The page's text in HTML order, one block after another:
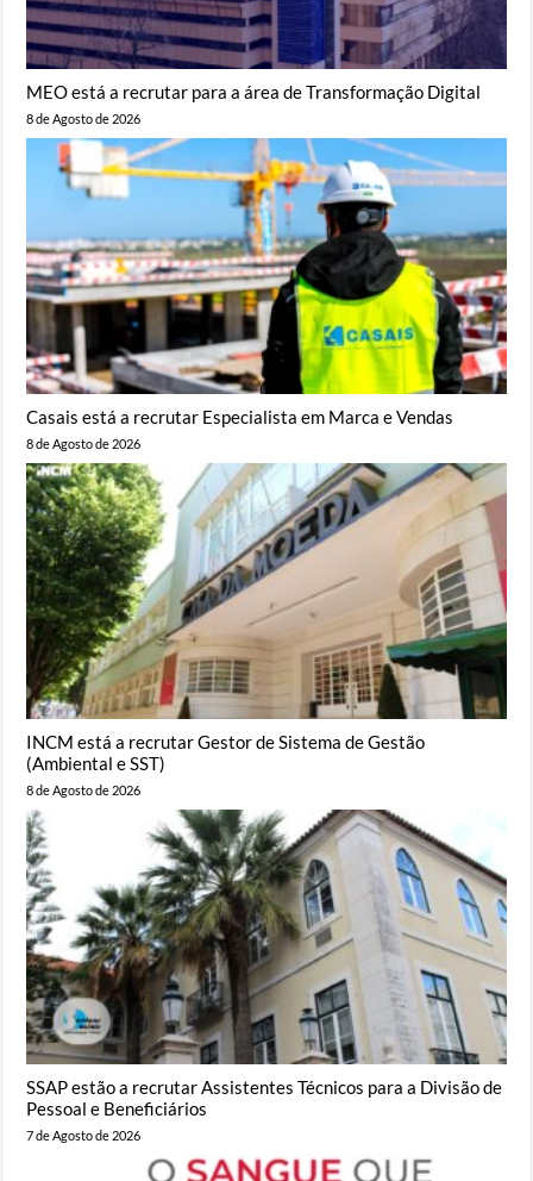
MEO está a recrutar para a área de Transformação Digital
8 de Agosto de 2026
Casais está a recrutar Especialista em Marca e Vendas
8 de Agosto de 2026
INCM está a recrutar Gestor de Sistema de Gestão
(Ambiental e SST)
8 de Agosto de 2026
SSAP estão a recrutar Assistentes Técnicos para a Divisão de
Pessoal e Beneficiários
7 de Agosto de 2026